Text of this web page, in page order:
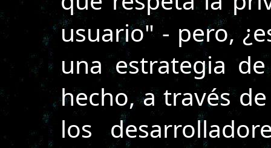
usuario" - pero,
una estrategia
hecho, a través
los